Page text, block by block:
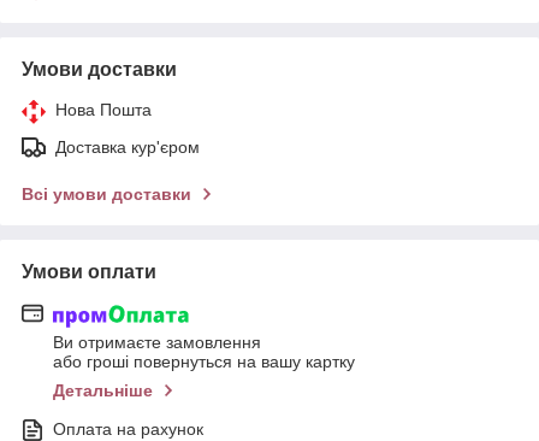
Умови доставки
Нова Пошта
Доставка кур'єром
Всі умови доставки
Умови оплати
Ви отримаєте замовлення
або гроші повернуться на вашу картку
Детальніше
Оплата на рахунок